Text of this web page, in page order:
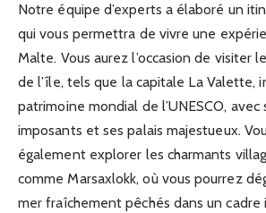
Notre équipe d’experts a élaboré un
qui vous permettra de vivre une
Malte. Vous aurez l’occasion de visiter
de l’île, tels que la capitale La Valette,
patrimoine mondial de l’UNESCO, avec
imposants et ses palais majestueux.
également explorer les charmants
comme Marsaxlokk, où vous pourrez
mer fraîchement pêchés dans un cadre